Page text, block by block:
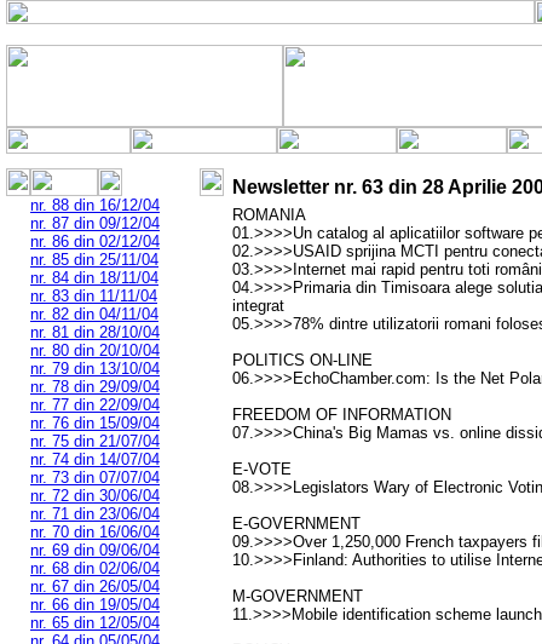
nr. 88 din 16/12/04
nr. 87 din 09/12/04
nr. 86 din 02/12/04
nr. 85 din 25/11/04
nr. 84 din 18/11/04
nr. 83 din 11/11/04
nr. 82 din 04/11/04
nr. 81 din 28/10/04
nr. 80 din 20/10/04
nr. 79 din 13/10/04
nr. 78 din 29/09/04
nr. 77 din 22/09/04
nr. 76 din 15/09/04
nr. 75 din 21/07/04
nr. 74 din 14/07/04
nr. 73 din 07/07/04
nr. 72 din 30/06/04
nr. 71 din 23/06/04
nr. 70 din 16/06/04
nr. 69 din 09/06/04
nr. 68 din 02/06/04
nr. 67 din 26/05/04
nr. 66 din 19/05/04
nr. 65 din 12/05/04
Newsletter nr. 63 din 28 Aprilie
ROMANIA
01.>>>>Un catalog al aplicatiilor software
02.>>>>USAID sprijina MCTI pentru
03.>>>>Internet mai rapid pentru toti
04.>>>>Primaria din Timisoara alege
integrat
05.>>>>78% dintre utilizatorii romani
POLITICS ON-LINE
06.>>>>EchoChamber.com: Is the Net
FREEDOM OF INFORMATION
07.>>>>China's Big Mamas vs. online
E-VOTE
08.>>>>Legislators Wary of Electronic
E-GOVERNMENT
09.>>>>Over 1,250,000 French taxpayers
10.>>>>Finland: Authorities to utilise
M-GOVERNMENT
11.>>>>Mobile identification scheme